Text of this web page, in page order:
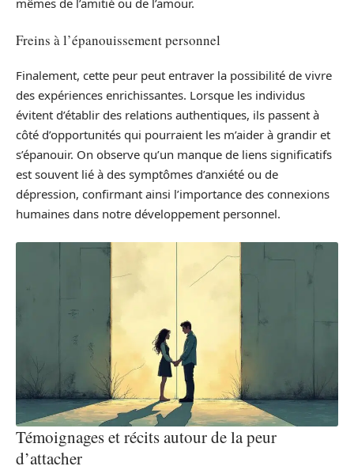
mêmes de l’amitié ou de l’amour.
Freins à l’épanouissement personnel
Finalement, cette peur peut entraver la possibilité de vivre
des expériences enrichissantes. Lorsque les individus
évitent d’établir des relations authentiques, ils passent à
côté d’opportunités qui pourraient les m’aider à grandir et
s’épanouir. On observe qu’un manque de liens significatifs
est souvent lié à des symptômes d’anxiété ou de
dépression, confirmant ainsi l’importance des connexions
humaines dans notre développement personnel.
Témoignages et récits autour de la peur
d’attacher